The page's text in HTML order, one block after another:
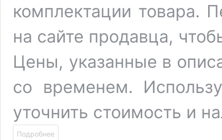
комплектации товара.
на сайте продавца,
Цены, указанные в
со временем.
уточнить стоимость и
Подробнее